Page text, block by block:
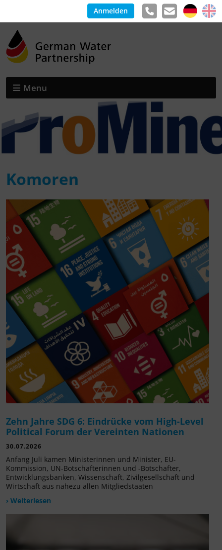
Anmelden
Menu
Komoren
Zehn Jahre SDG 6: Eindrücke vom High-Level
Political Forum der Vereinten Nationen
30.07.2026
Anfang Juli kamen Ministerinnen und Minister, EU-
Kommission, UN-Botschafterinnen und -Botschafter,
Entwicklungsbanken, Wissenschaft, Zivilgesellschaft und
Wirtschaft aus nahezu allen Mitgliedstaaten
› Weiterlesen